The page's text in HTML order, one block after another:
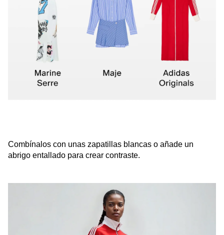
Combínalos con unas zapatillas blancas o añade un
abrigo entallado para crear contraste.